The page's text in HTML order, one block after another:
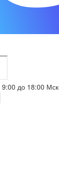
9:00 до 18:00 Мск